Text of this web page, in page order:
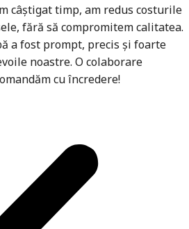
câștigat timp, am redus costurile
fără să compromitem calitatea.
a fost prompt, precis și foarte
noastre. O colaborare
cu încredere!